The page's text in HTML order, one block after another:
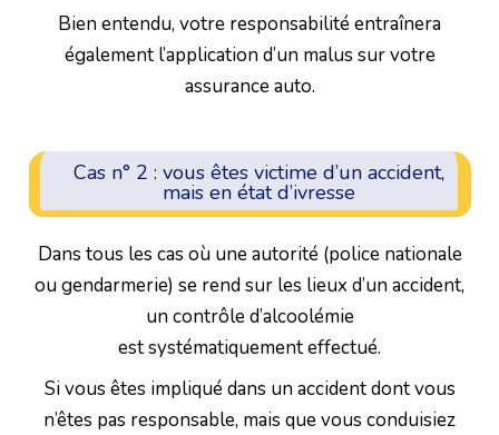
Bien entendu, votre responsabilité entraînera
également l’application d’un malus sur votre
assurance auto.
Cas n° 2 : vous êtes victime d’un accident,
mais en état d’ivresse
Dans tous les cas où une autorité (police nationale
ou gendarmerie) se rend sur les lieux d’un accident,
un contrôle d’alcoolémie
est systématiquement effectué.
Si vous êtes impliqué dans un accident dont vous
n’êtes pas responsable, mais que vous conduisiez